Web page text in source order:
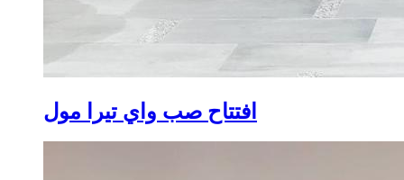
افتتاح صب واي تيرا مول